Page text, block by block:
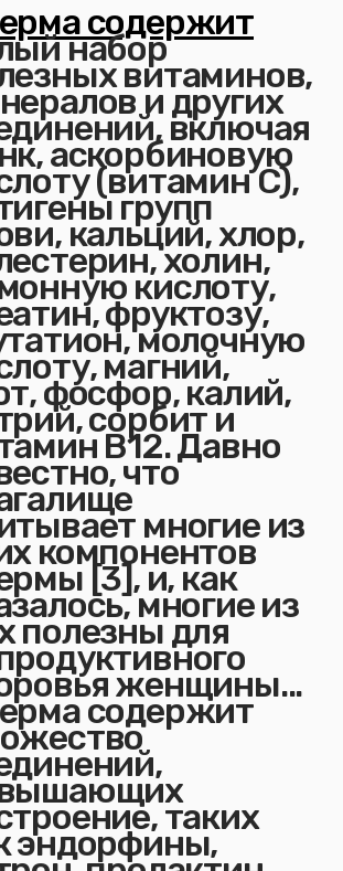
содержит
набор
витаминов,
и других
включая
аскорбиновую
(витамин С),
групп
кальций, хлор,
холин,
кислоту,
фруктозу,
молочную
магний,
фосфор, калий,
сорбит и
В12. Давно
что
многие из
компонентов
[3], и, как
многие из
полезны для
женщины...
содержит
таких
эндорфины,